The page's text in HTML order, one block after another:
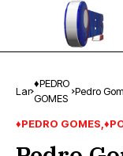
Lar
♦PEDRO
GOMES
Pedro
♦PEDRO GOMES